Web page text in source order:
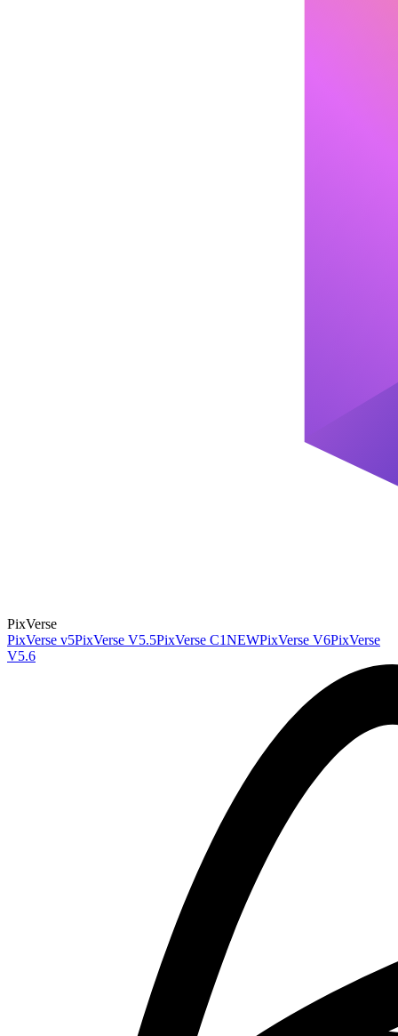
PixVerse
PixVerse v5PixVerse V5.5PixVerse C1NEWPixVerse V6PixVerse
V5.6